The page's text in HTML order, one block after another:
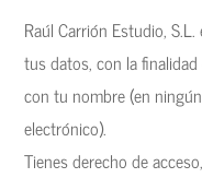
Raúl Carrión Estudio,
tus datos, con la
con tu nombre (en
electrónico).
Tienes derecho de